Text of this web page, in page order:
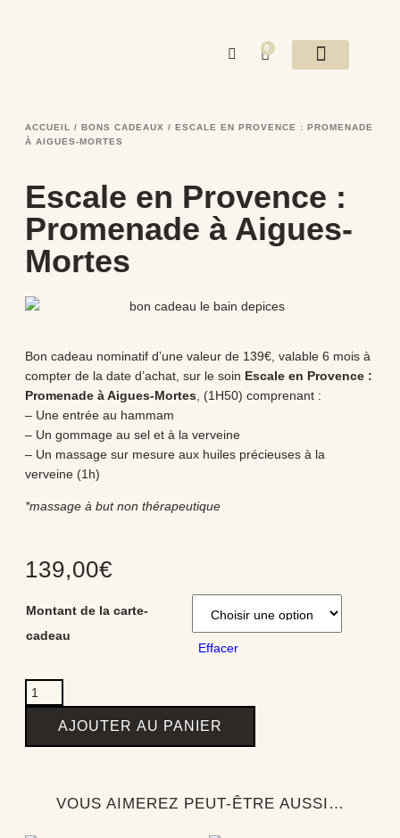
0
ACCUEIL / BONS CADEAUX / ESCALE EN PROVENCE : PROMENADE
À AIGUES-MORTES
Escale en Provence :
Promenade à Aigues-
Mortes
Bon cadeau nominatif d’une valeur de 139€, valable 6 mois à
compter de la date d’achat, sur le soin Escale en Provence :
Promenade à Aigues-Mortes, (1H50) comprenant :
– Une entrée au hammam
– Un gommage au sel et à la verveine
– Un massage sur mesure aux huiles précieuses à la
verveine (1h)
*massage à but non thérapeutique
139,00€
Montant de la carte-
cadeau
Effacer
AJOUTER AU PANIER
VOUS AIMEREZ PEUT-ÊTRE AUSSI…